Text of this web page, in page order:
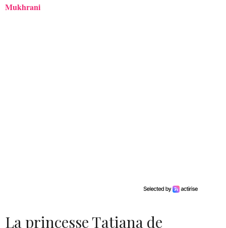
Mukhrani
La princesse Tatiana de